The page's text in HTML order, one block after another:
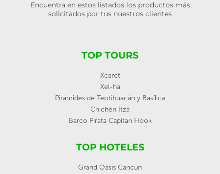
Encuentra en estos listados los productos más
solicitados por tus nuestros clientes
TOP TOURS
Xcaret
Xel-ha
Pirámides de Teotihuacán y Basílica
Chichén Itzá
Barco Pirata Capitan Hook
TOP HOTELES
Grand Oasis Cancun